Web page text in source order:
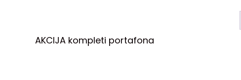
AKCIJA kompleti portafona